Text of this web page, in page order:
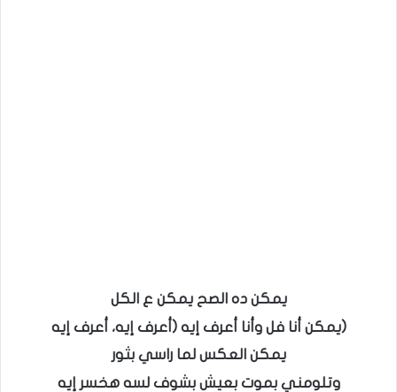
يمكن ده الصح يمكن ع الكل
(يمكن أنا فل وأنا أعرف إيه (أعرف إيه، أعرف إيه
يمكن العكس لما راسي بثور
وتلومني بموت بعيش بشوف لسه هخسر إيه